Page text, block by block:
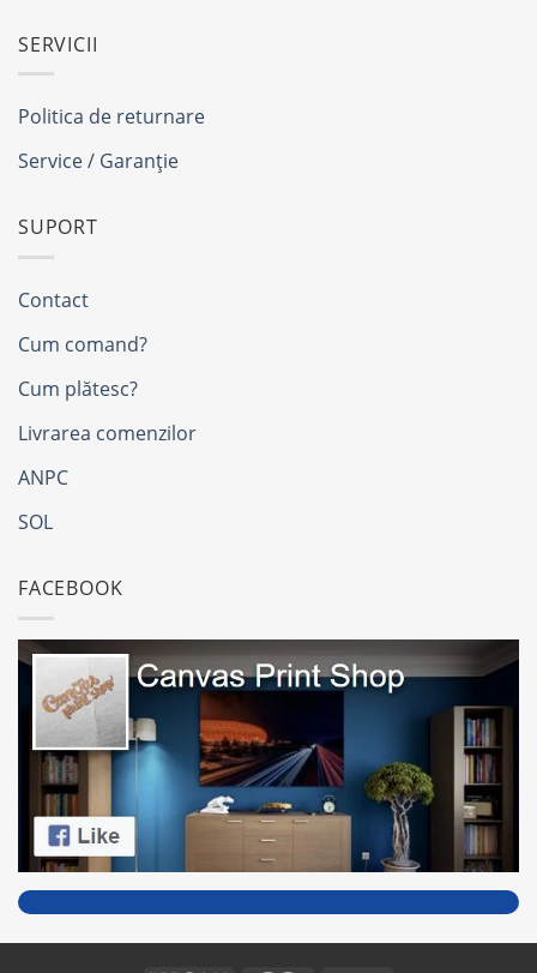
SERVICII
Politica de returnare
Service / Garanție
SUPORT
Contact
Cum comand?
Cum plătesc?
Livrarea comenzilor
ANPC
SOL
FACEBOOK